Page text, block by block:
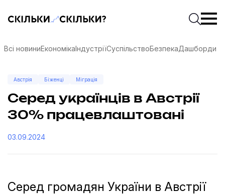
Скільки-скільки? — Медіа про суспільні даніПочати
Всі новиниЕкономікаІндустріїСуспільствоБезпекаДашборди
Австрія Біженці Міграція
Серед українців в Австрії
30% працевлаштовані
03.09.2024
Серед громадян України в Австрії